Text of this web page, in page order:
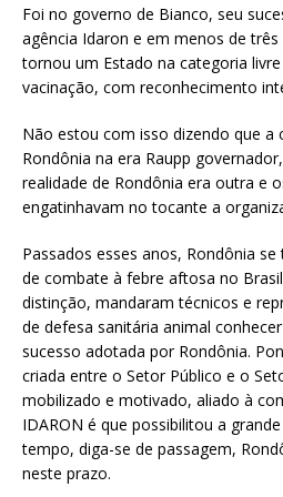
Foi no governo de Bianco, seu
agência Idaron e em menos de
tornou um Estado na categoria
vacinação, com reconhecimento
Não estou com isso dizendo que a
Rondônia na era Raupp
realidade de Rondônia era outra e
engatinhavam no tocante a
Passados esses anos, Rondônia
de combate à febre aftosa no
distinção, mandaram técnicos e
de defesa sanitária animal
sucesso adotada por Rondônia.
criada entre o Setor Público e o
mobilizado e motivado, aliado à
IDARON é que possibilitou a
tempo, diga-se de passagem,
neste prazo.